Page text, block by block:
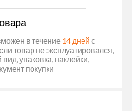
в течение 14 дней с
товар не эксплуатировался,
упаковка, наклейки,
покупки